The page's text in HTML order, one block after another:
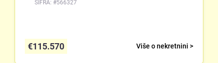
ŠIFRA: #566327
Više o nekretnini >
€115.570